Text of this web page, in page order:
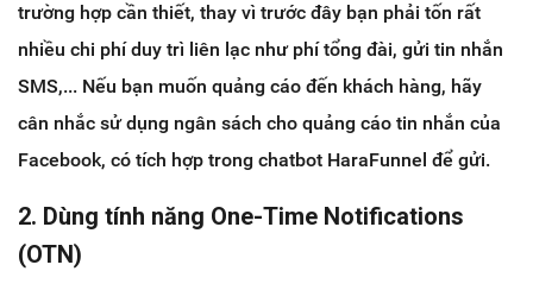
trường hợp cần thiết, thay vì trước đây bạn phải tốn rất
nhiều chi phí duy trì liên lạc như phí tổng đài, gửi tin nhắn
SMS,... Nếu bạn muốn quảng cáo đến khách hàng, hãy
cân nhắc sử dụng ngân sách cho quảng cáo tin nhắn của
Facebook, có tích hợp trong chatbot HaraFunnel để gửi.
2. Dùng tính năng One-Time Notifications
(OTN)